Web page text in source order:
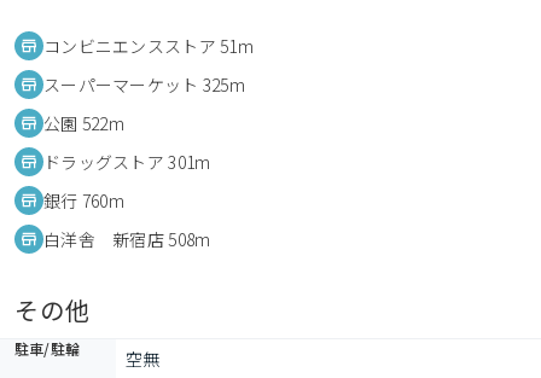
コンビニエンスストア 51m
スーパーマーケット 325m
公園 522m
ドラッグストア 301m
銀行 760m
白洋舎 新宿店 508m
その他
駐車/駐輪 空無